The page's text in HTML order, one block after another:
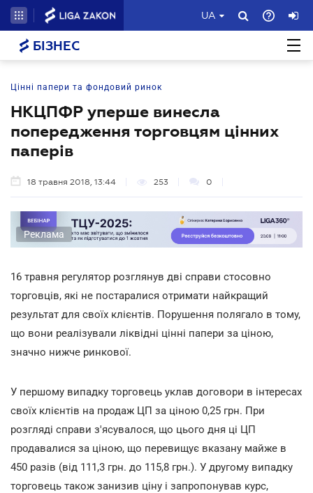
UA
БІЗНЕС
Цінні папери та фондовий ринок
НКЦПФР уперше винесла
попередження торговцям цінних
паперів
18 травня 2018, 13:44 253 0
Реклама
16 травня регулятор розглянув дві справи стосовно
торговців, які не постаралися отримати найкращий
результат для своїх клієнтів. Порушення полягало в тому,
що вони реалізували ліквідні цінні папери за ціною,
значно нижче ринкової.
У першому випадку торговець уклав договори в інтересах
своїх клієнтів на продаж ЦП за ціною 0,25 грн. При
розгляді справи з'ясувалося, що цього дня ці ЦП
продавалися за ціною, що перевищує вказану майже в
450 разів (від 111,3 грн. до 115,8 грн.). У другому випадку
торговець також занизив ціну і запропонував курс,